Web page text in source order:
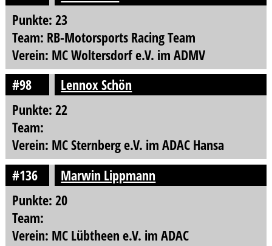
Punkte: 23
Team: RB-Motorsports Racing Team
Verein: MC Woltersdorf e.V. im ADMV
#98
Lennox Schön
Punkte: 22
Team:
Verein: MC Sternberg e.V. im ADAC Hansa
#136
Marwin Lippmann
Punkte: 20
Team:
Verein: MC Lübtheen e.V. im ADAC